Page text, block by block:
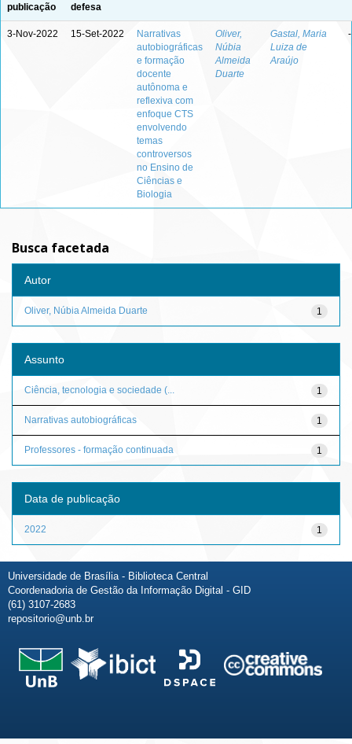
publicação
defesa
3-Nov-2022 15-Set-2022
Narrativas
autobiográficas
e formação
docente
autônoma e
reflexiva com
enfoque CTS
envolvendo
temas
controversos
no Ensino de
Ciências e
Biologia
Oliver,
Núbia
Almeida
Duarte
Gastal, Maria
Luiza de
Araújo
-
Busca facetada
Autor
1
Oliver, Núbia Almeida Duarte
Assunto
1
Ciência, tecnologia e sociedade (...
1
Narrativas autobiográficas
1
Professores - formação continuada
Data de publicação
1
2022
Universidade de Brasília - Biblioteca Central
Coordenadoria de Gestão da Informação Digital - GID
(61) 3107-2683
repositorio@unb.br